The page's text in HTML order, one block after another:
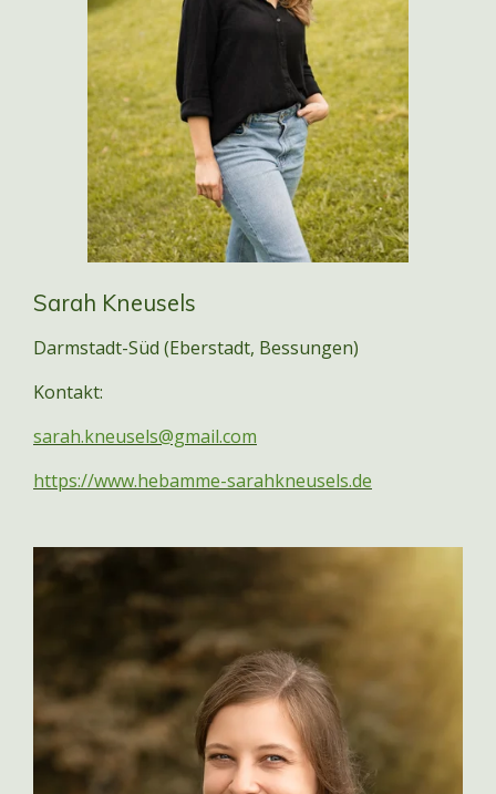
Sarah Kneusels
Darmstadt-Süd (Eberstadt, Bessungen)
Kontakt:
sarah.kneusels@gmail.com
https://www.hebamme-sarahkneusels.de